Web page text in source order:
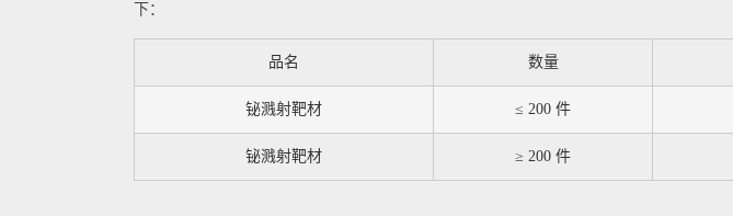
下：
品名 数量
铋溅射靶材 ≤ 200 件
铋溅射靶材 ≥ 200 件